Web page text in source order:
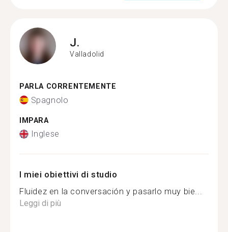
J.
Valladolid
PARLA CORRENTEMENTE
Spagnolo
IMPARA
Inglese
I miei obiettivi di studio
Fluidez en la conversación y pasarlo muy bie...
Leggi di più